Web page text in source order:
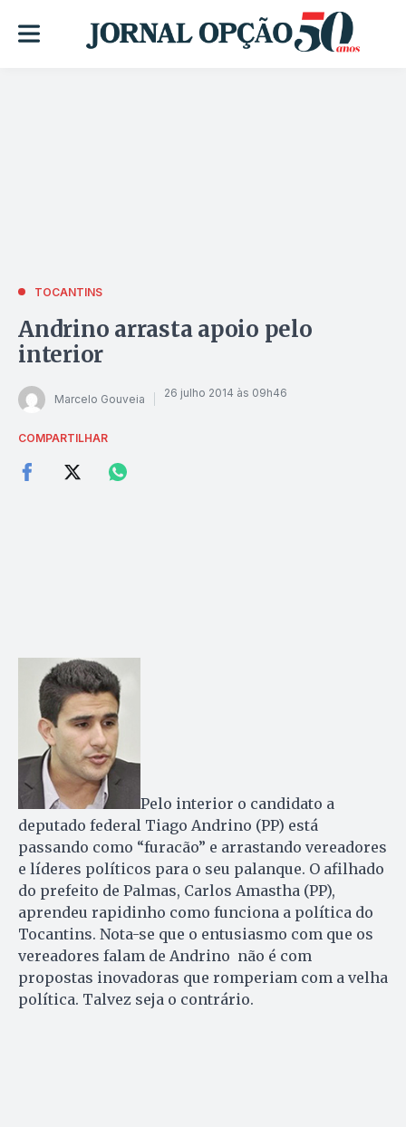
TOCANTINS
Andrino arrasta apoio pelo
interior
Marcelo Gouveia 26 julho 2014 às 09h46
COMPARTILHAR
Pelo interior o candidato a
deputado federal Tiago Andrino (PP) está
passando como “furacão” e arrastando vereadores
e líderes políticos para o seu palanque. O afilhado
do prefeito de Palmas, Carlos Amastha (PP),
aprendeu rapidinho como funciona a política do
Tocantins. Nota-se que o entusiasmo com que os
vereadores falam de Andrino não é com
propostas inovadoras que romperiam com a velha
política. Talvez seja o contrário.